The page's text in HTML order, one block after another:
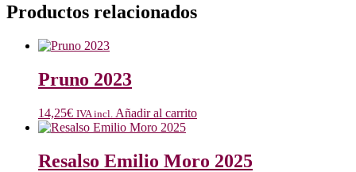
Productos relacionados
Pruno 2023
14,25€ IVA incl. Añadir al carrito
Resalso Emilio Moro 2025